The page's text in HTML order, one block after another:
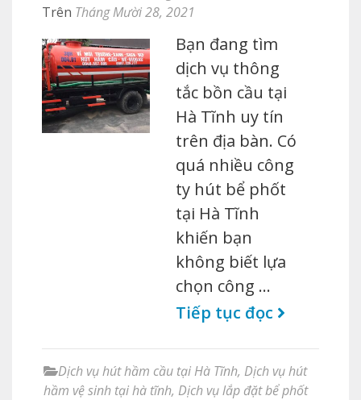
Trên Tháng Mười 28, 2021
Bạn đang tìm
dịch vụ thông
tắc bồn cầu tại
Hà Tĩnh uy tín
trên địa bàn. Có
quá nhiều công
ty hút bể phốt
tại Hà Tĩnh
khiến bạn
không biết lựa
chọn công …
Tiếp tục đọc
Dịch vụ hút hầm cầu tại Hà Tĩnh, Dịch vụ hút
hầm vệ sinh tại hà tĩnh, Dịch vụ lắp đặt bể phốt